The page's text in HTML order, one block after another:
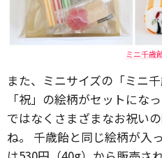
ミニ千歳
また、ミニサイズの「ミニ
「祝」の絵柄がセットにな
ではなくさまざまなお祝い
ね。 千歳飴と同じ絵柄が入